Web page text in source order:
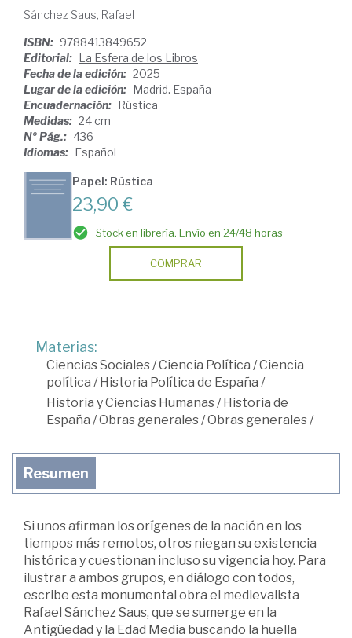
Sánchez Saus, Rafael
ISBN: 9788413849652
Editorial: La Esfera de los Libros
Fecha de la edición: 2025
Lugar de la edición: Madrid. España
Encuadernación: Rústica
Medidas: 24 cm
Nº Pág.: 436
Idiomas: Español
Papel: Rústica
23,90 €
Stock en librería. Envío en 24/48 horas
COMPRAR
Materias:
Ciencias Sociales /Ciencia Política /Ciencia
política /Historia Política de España /
Historia y Ciencias Humanas /Historia de
España /Obras generales /Obras generales /
Resumen
Si unos afirman los orígenes de la nación en los
tiempos más remotos, otros niegan su existencia
histórica y cuestionan incluso su vigencia hoy. Para
ilustrar a ambos grupos, en diálogo con todos,
escribe esta monumental obra el medievalista
Rafael Sánchez Saus, que se sumerge en la
Antigüedad y la Edad Media buscando la huella